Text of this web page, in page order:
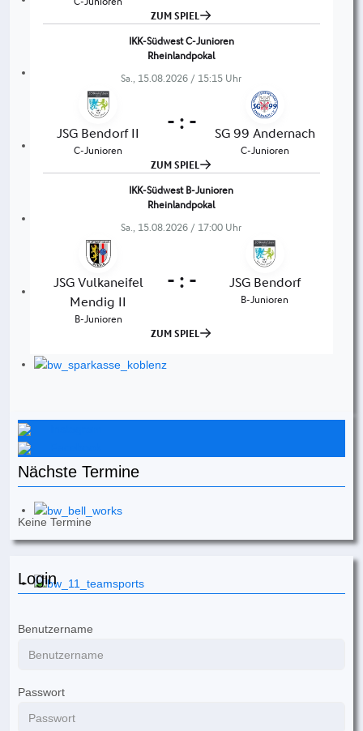
Nächste Termine
Keine Termine
Login
Benutzername
Passwort